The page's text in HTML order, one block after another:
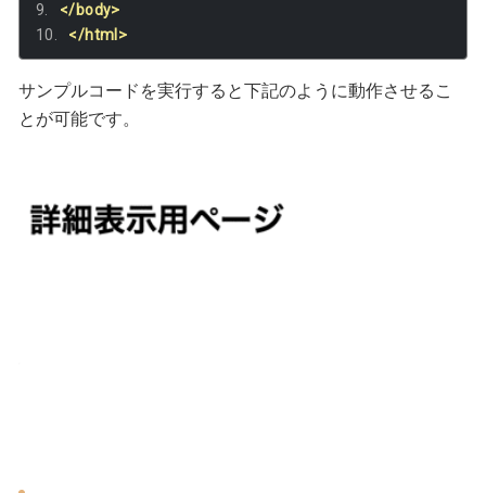
</body>
</html>
サンプルコードを実行すると下記のように動作させるこ
とが可能です。